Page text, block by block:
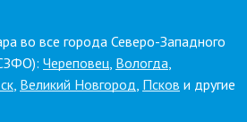
во все города Северо-Западного
Череповец, Вологда,
, Великий Новгород, Псков и другие